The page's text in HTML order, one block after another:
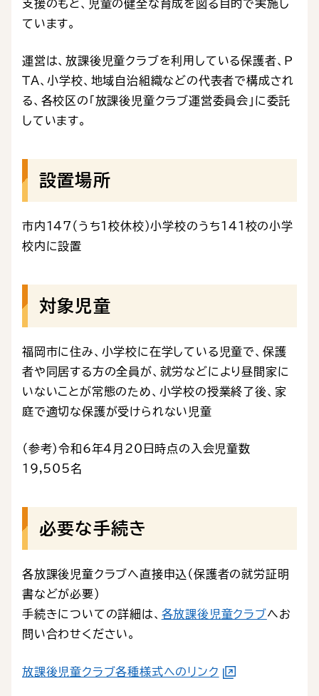
支援のもと、児童の健全な育成を図る目的で実施し
ています。
運営は、放課後児童クラブを利用している保護者、Ｐ
ＴＡ、小学校、地域自治組織などの代表者で構成され
る、各校区の「放課後児童クラブ運営委員会」に委託
しています。
設置場所
市内147（うち１校休校）小学校のうち141校の小学
校内に設置
対象児童
福岡市に住み、小学校に在学している児童で、保護
者や同居する方の全員が、就労などにより昼間家に
いないことが常態のため、小学校の授業終了後、家
庭で適切な保護が受けられない児童
（参考）令和6年4月20日時点の入会児童数
19,505名
必要な手続き
各放課後児童クラブへ直接申込（保護者の就労証明
書などが必要）
手続きについての詳細は、 各放課後児童クラブへお
問い合わせください。
放課後児童クラブ各種様式へのリンク